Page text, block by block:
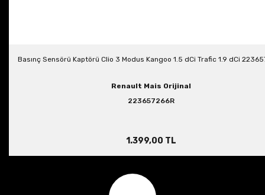
Basınç Sensörü Kaptörü Clio 3 Modus Kangoo 1.5 dCi Trafic 1.9 dCi
Renault Mais Orijinal
223657266R
1.399,00 TL